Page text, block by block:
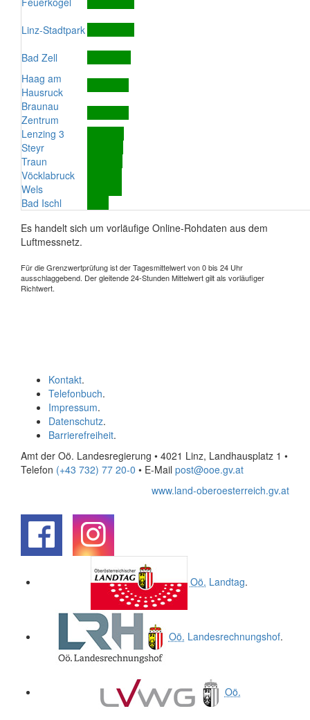
Linz-Stadtpark
Bad Zell
Haag am
Hausruck
Braunau
Zentrum
Lenzing 3
Steyr
Traun
Vöcklabruck
Wels
Bad Ischl
Es handelt sich um vorläufige Online-Rohdaten aus dem
Luftmessnetz.
Für die Grenzwertprüfung ist der Tagesmittelwert von 0 bis 24 Uhr
ausschlaggebend. Der gleitende 24-Stunden Mittelwert gilt als vorläufiger
Richtwert.
Kontakt.
Telefonbuch.
Impressum.
Datenschutz.
Barrierefreiheit.
Amt der Oö. Landesregierung • 4021 Linz, Landhausplatz 1 •
Telefon (+43 732) 77 20-0 • E-Mail post@ooe.gv.at
www.land-oberoesterreich.gv.at
Oö. Landtag.
Oö. Landesrechnungshof.
Oö.